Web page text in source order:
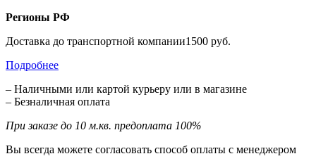
Регионы РФ
Доставка до транспортной компании1500 руб.
Подробнее
– Наличными или картой курьеру или в магазине
– Безналичная оплата
При заказе до 10 м.кв. предоплата 100%
Вы всегда можете согласовать способ оплаты с менеджером